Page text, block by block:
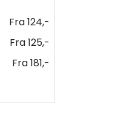
Fra 124,-
Fra 125,-
Fra 181,-